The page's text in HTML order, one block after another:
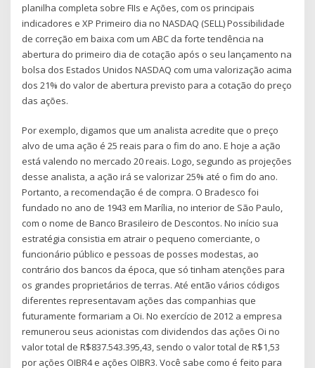
planilha completa sobre FIIs e Ações, com os principais
indicadores e XP Primeiro dia no NASDAQ (SELL) Possibilidade
de correção em baixa com um ABC da forte tendência na
abertura do primeiro dia de cotação após o seu lançamento na
bolsa dos Estados Unidos NASDAQ com uma valorização acima
dos 21% do valor de abertura previsto para a cotação do preço
das ações.
Por exemplo, digamos que um analista acredite que o preço
alvo de uma ação é 25 reais para o fim do ano. E hoje a ação
está valendo no mercado 20 reais. Logo, segundo as projeções
desse analista, a ação irá se valorizar 25% até o fim do ano.
Portanto, a recomendação é de compra. O Bradesco foi
fundado no ano de 1943 em Marília, no interior de São Paulo,
com o nome de Banco Brasileiro de Descontos. No início sua
estratégia consistia em atrair o pequeno comerciante, o
funcionário público e pessoas de posses modestas, ao
contrário dos bancos da época, que só tinham atenções para
os grandes proprietários de terras. Até então vários códigos
diferentes representavam ações das companhias que
futuramente formariam a Oi. No exercício de 2012 a empresa
remunerou seus acionistas com dividendos das ações Oi no
valor total de R$837.543.395,43, sendo o valor total de R$1,53
por ações OIBR4 e ações OIBR3. Você sabe como é feito para